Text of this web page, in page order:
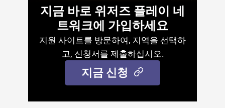
지금 바로 위저즈 플레이 네
트워크에 가입하세요
지원 사이트를 방문하여, 지역을 선택하
고, 신청서를 제출하십시오.
지금 신청